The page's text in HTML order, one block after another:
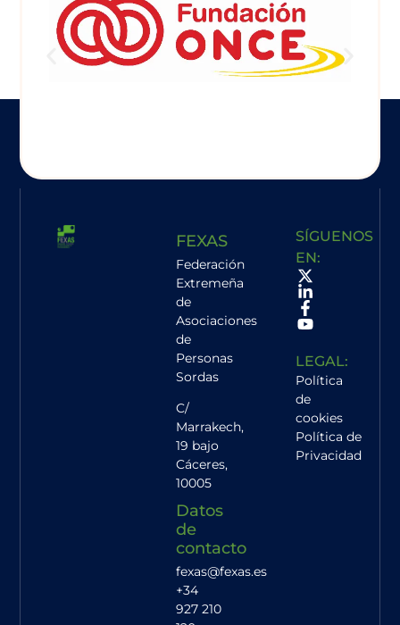
FEXAS
Federación
Extremeña
de
Asociaciones
de
Personas
Sordas
C/
Marrakech,
19 bajo
Cáceres,
10005
Datos
de
contacto
fexas@fexas.es
+34
927 210
SÍGUENOS
EN:
LEGAL:
Política
de
cookies
Política de
Privacidad